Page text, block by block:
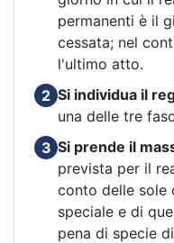
permanenti è il
cessata; nel
l'ultimo atto.
2 Si individua il
una delle tre
3 Si prende il
prevista per il
conto delle sole
speciale e di
pena di specie